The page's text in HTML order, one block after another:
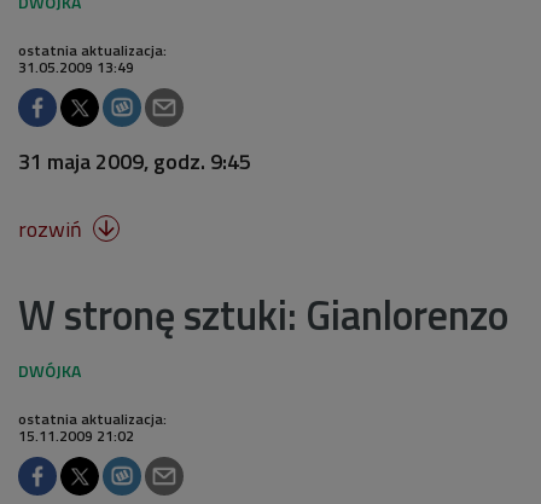
ostatnia aktualizacja:
31.05.2009 13:49
31 maja 2009, godz. 9:45
rozwiń 
W stronę sztuki: Gianlorenzo
ostatnia aktualizacja:
15.11.2009 21:02